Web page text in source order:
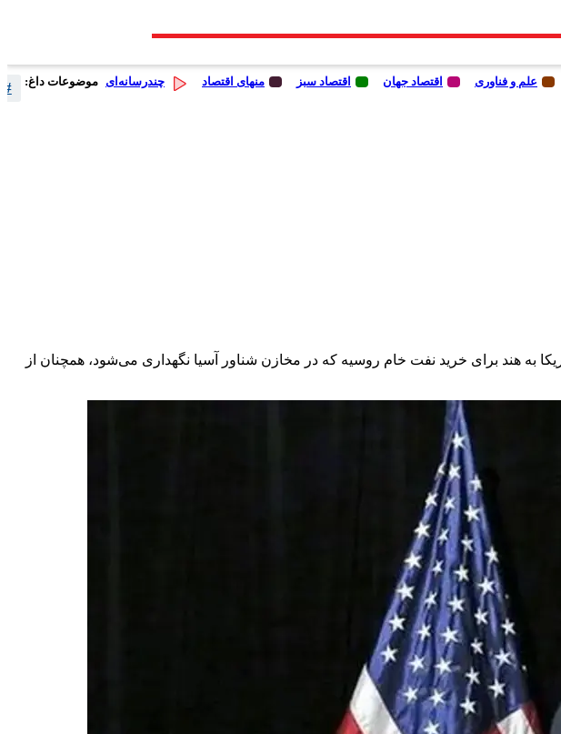
علم و فناوری اقتصاد جهان اقتصاد سبز منهای اقتصاد چندرسانه‌ای موضوعات داغ: #
به هند برای خرید نفت خام روسیه که در مخازن شناور آسیا نگهداری می‌شود، همچنان از